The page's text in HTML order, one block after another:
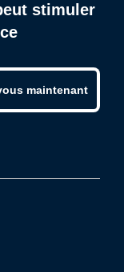
stimuler
maintenant